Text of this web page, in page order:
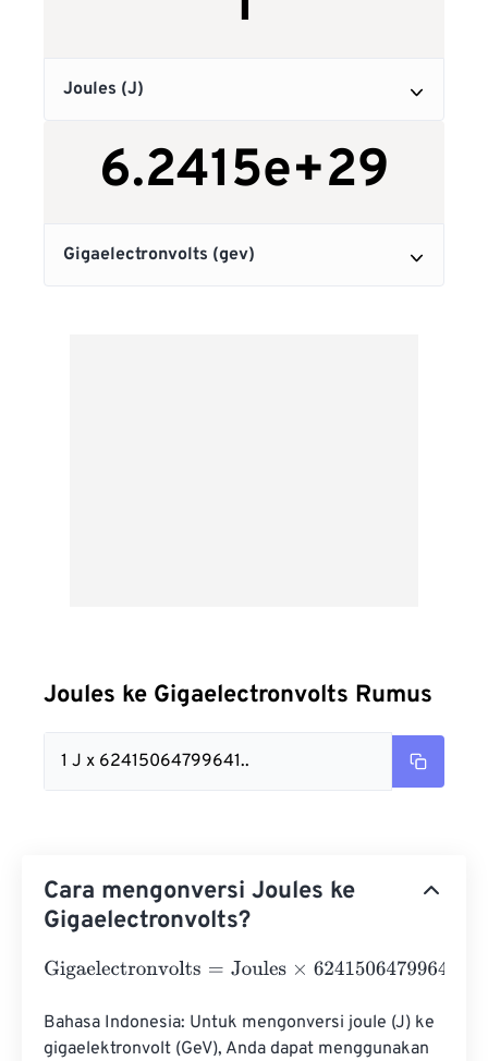
Joules ke Gigaelectronvolts Rumus
1 J x 62415064799641..
Cara mengonversi Joules ke
Gigaelectronvolts?
Gigaelectronvolts=Joules×
Bahasa Indonesia: Untuk mengonversi joule (J) ke
gigaelektronvolt (GeV), Anda dapat menggunakan